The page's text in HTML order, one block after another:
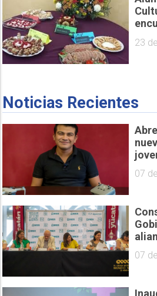
23
Noticias Recientes
07
07